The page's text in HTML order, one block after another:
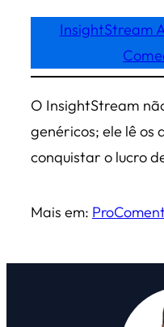
InsightStream
O InsightStream
genéricos; ele lê os
conquistar o lucro
Mais em: Pro